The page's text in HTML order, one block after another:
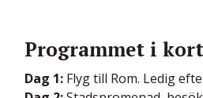
Programmet i
Dag 1: Flyg till Rom. Ledig